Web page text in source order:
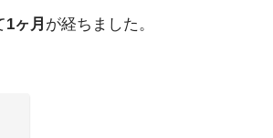
1ヶ月 が経ちました。